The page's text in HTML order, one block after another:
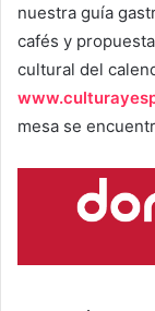
nuestra guía
cafés y
cultural del
mesa se